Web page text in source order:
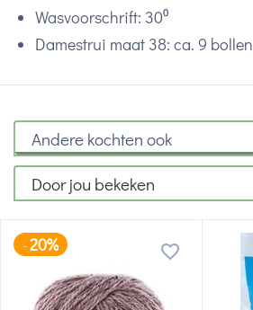
Wasvoorschrift: 30⁰
Damestrui maat 38: ca. 9 bollen
Andere kochten ook
Door jou bekeken
-20%